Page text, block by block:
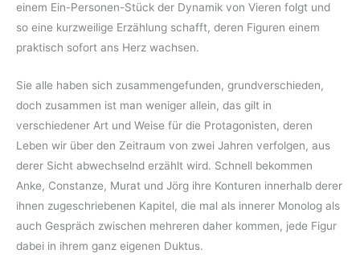
einem Ein-Personen-Stück der Dynamik von Vieren folgt und
so eine kurzweilige Erzählung schafft, deren Figuren einem
praktisch sofort ans Herz wachsen.
Sie alle haben sich zusammengefunden, grundverschieden,
doch zusammen ist man weniger allein, das gilt in
verschiedener Art und Weise für die Protagonisten, deren
Leben wir über den Zeitraum von zwei Jahren verfolgen, aus
derer Sicht abwechselnd erzählt wird. Schnell bekommen
Anke, Constanze, Murat und Jörg ihre Konturen innerhalb derer
ihnen zugeschriebenen Kapitel, die mal als innerer Monolog als
auch Gespräch zwischen mehreren daher kommen, jede Figur
dabei in ihrem ganz eigenen Duktus.